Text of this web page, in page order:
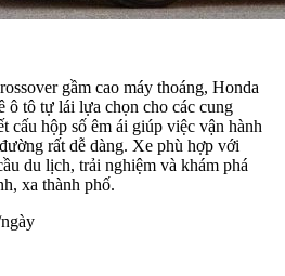
gầm cao máy thoáng, Honda
ô tô tự lái lựa chọn cho các cung
cấu hộp số êm ái giúp việc vận hành
rất dễ dàng. Xe phù hợp với
du lịch, trải nghiệm và khám phá
xa thành phố.